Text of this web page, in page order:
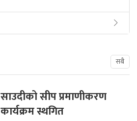
सबै
साउदीको सीप प्रमाणीकरण
कार्यक्रम स्थगित